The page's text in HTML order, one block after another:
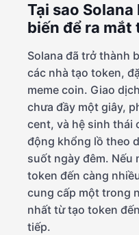
Tại sao
biến để ra mắt
Solana đã trở thành
các nhà tạo token,
meme coin. Giao
chưa đầy một giây,
cent, và hệ sinh thái
động khổng lồ theo
suốt ngày đêm. Nếu
token đến càng
cung cấp một trong
nhất từ tạo token
tiếp.